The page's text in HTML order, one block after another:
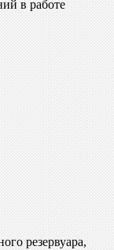
в работе
резервуара,